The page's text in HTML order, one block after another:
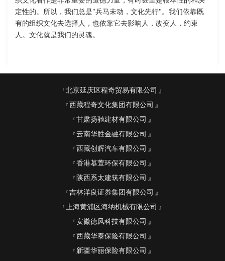
定性的。所以，我们总是"兵马未动，文化先行"。我们依靠既
有的组织文化去选择人，也依靠它去影响人，改变人，约束
人。文化就是我们的灵魂。
北京延庆区程奇贸易有限公司
西藏程奇文化集团有限公司
甘肃扬驰建材有限公司
云南华胜金融有限公司
西藏创辉汽车有限公司
香港慕萱环保有限公司
陕西系太建筑有限公司
吉林洋良证券集团有限公司
上海黄浦区海纳机械有限公司
安徽德风科技有限公司
西藏华泰保险有限公司
新疆华丽保险有限公司